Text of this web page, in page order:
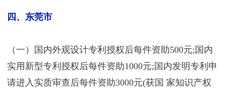
四、东莞市
（一）国内外观设计专利授权后每件资助500元;国内
实用新型专利授权后每件资助1000元;国内发明专利申
请进入实质审查后每件资助3000元(获国 家知识产权